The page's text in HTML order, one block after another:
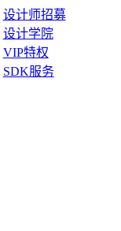
设计师招募
设计学院
VIP特权
SDK服务